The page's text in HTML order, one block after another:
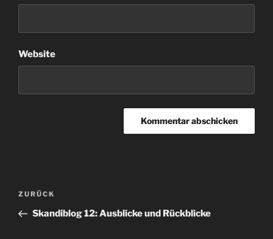
Website
Beitragsnavigation
Vorheriger
Beitrag
ZURÜCK
Skandiblog 12: Ausblicke und Rückblicke